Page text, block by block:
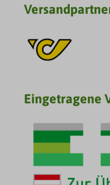
Eingetragene